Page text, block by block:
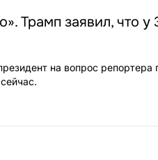
Трамп заявил, что у
на вопрос репортера